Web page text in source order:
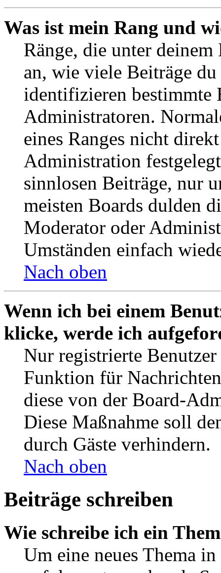
Was ist mein Rang und
Ränge, die unter deinem
an, wie viele Beiträge
identifizieren bestimmte
Administratoren.
eines Ranges nicht
Administration
sinnlosen Beiträge, nur
meisten Boards dulden
Moderator oder
Umständen einfach
Nach oben
Wenn ich bei einem
klicke, werde ich
Nur registrierte
Funktion für
diese von der Board-
Diese Maßnahme soll
durch Gäste verhindern.
Nach oben
Beiträge schreiben
Wie schreibe ich ein
Um eine neues Thema